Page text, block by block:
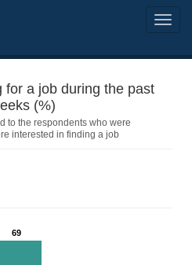
for a job during the past
(%)
to the respondents who were
interested in finding a job
69